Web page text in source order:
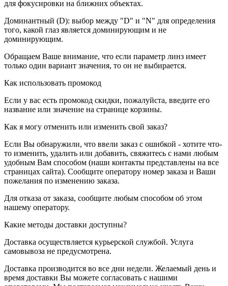
для фокусировки на ближних объектах.
Доминантный (D): выбор между "D" и "N" для определения
того, какой глаз является доминирующим и не
доминирующим.
Обращаем Ваше внимание, что если параметр линз имеет
только один вариант значения, то он не выбирается.
Как использовать промокод
Если у вас есть промокод скидки, пожалуйста, введите его
название или значение на странице корзины.
Как я могу отменить или изменить свой заказ?
Если Вы обнаружили, что ввели заказ с ошибкой - хотите что-
то изменить, удалить или добавить, свяжитесь с нами любым
удобным Вам способом (наши контакты представлены на все
страницах сайта). Сообщите оператору номер заказа и Ваши
пожелания по изменению заказа.
Для отказа от заказа, сообщите любым способом об этом
нашему оператору.
Какие методы доставки доступны?
Доставка осуществляется курьерской службой. Услуга
самовывоза не предусмотрена.
Доставка производится во все дни недели. Желаемый день и
время доставки Вы можете согласовать с нашими